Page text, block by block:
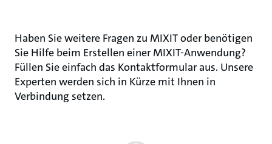
Haben Sie weitere Fragen zu MIXIT oder benötigen
Sie Hilfe beim Erstellen einer MIXIT-Anwendung?
Füllen Sie einfach das Kontaktformular aus. Unsere
Experten werden sich in Kürze mit Ihnen in
Verbindung setzen.